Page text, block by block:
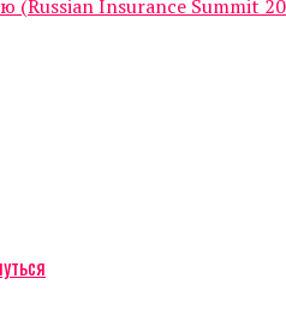
Insurance Summit